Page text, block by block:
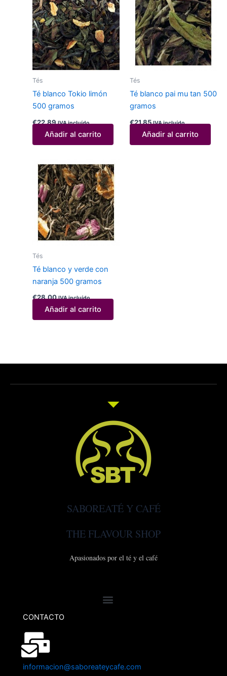
Tés
Té blanco Tokio limón
500 gramos
€22,89 IVA incluído
Añadir al carrito
Tés
Té blanco pai mu tan 500
gramos
€21,85 IVA incluído
Añadir al carrito
Tés
Té blanco y verde con
naranja 500 gramos
€28,00 IVA incluído
Añadir al carrito
SABOREATÉ Y CAFÉ
THE FLAVOUR SHOP
Apasionados por el té y el café
CONTACTO
informacion@saboreateycafe.com